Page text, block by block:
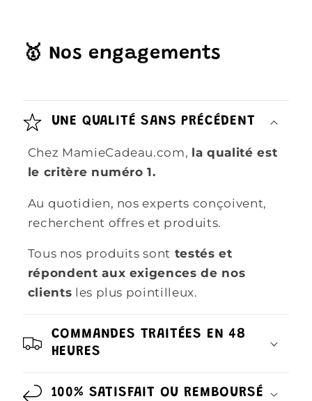
🥇 Nos engagements
UNE QUALITÉ SANS PRÉCÉDENT
Chez MamieCadeau.com, la qualité est
le critère numéro 1.
Au quotidien, nos experts conçoivent,
recherchent offres et produits.
Tous nos produits sont testés et
répondent aux exigences de nos
clients les plus pointilleux.
COMMANDES TRAITÉES EN 48
HEURES
100% SATISFAIT OU REMBOURSÉ